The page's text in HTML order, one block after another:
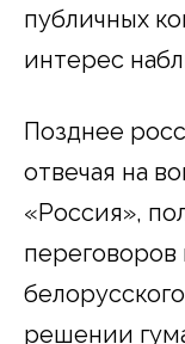
публичных
интерес
Позднее
отвечая на
«Россия»,
переговоров
решении